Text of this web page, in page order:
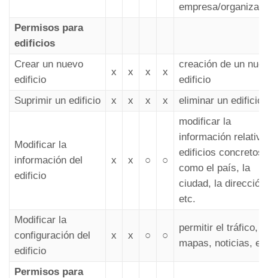
empresa/
Permisos para
edificios
Crear un nuevo
edificio
x x x x
creación de un
edificio
Suprimir un edificio
x x x x eliminar un edificio
Modificar la
información del
edificio
x x ○ ○
modificar la
información
edificios concretos,
como el país, la
ciudad, la dirección,
etc.
Modificar la
configuración del
edificio
x x ○ ○
permitir el tráfico,
mapas, noticias,
Permisos para